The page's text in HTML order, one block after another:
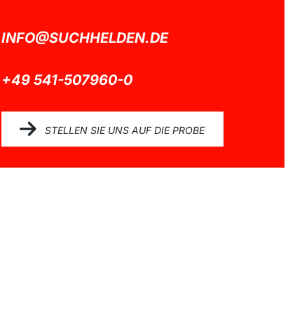
INFO@SUCHHELDEN.DE
+49 541-507960-0
STELLEN SIE UNS AUF DIE PROBE